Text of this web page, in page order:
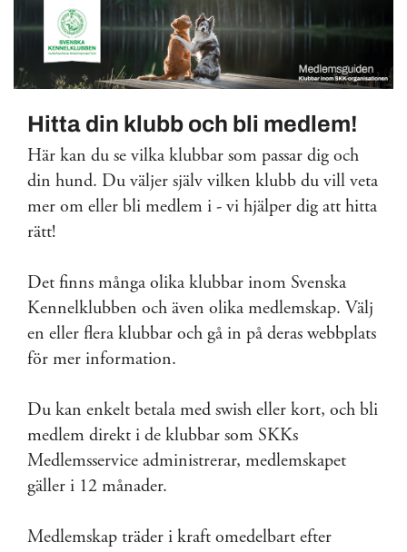
Hitta din klubb och bli medlem!
Här kan du se vilka klubbar som passar dig och
din hund. Du väljer själv vilken klubb du vill veta
mer om eller bli medlem i - vi hjälper dig att hitta
rätt!
Det finns många olika klubbar inom Svenska
Kennelklubben och även olika medlemskap. Välj
en eller flera klubbar och gå in på deras webbplats
för mer information.
Du kan enkelt betala med swish eller kort, och bli
medlem direkt i de klubbar som SKKs
Medlemsservice administrerar, medlemskapet
gäller i 12 månader.
Medlemskap träder i kraft omedelbart efter